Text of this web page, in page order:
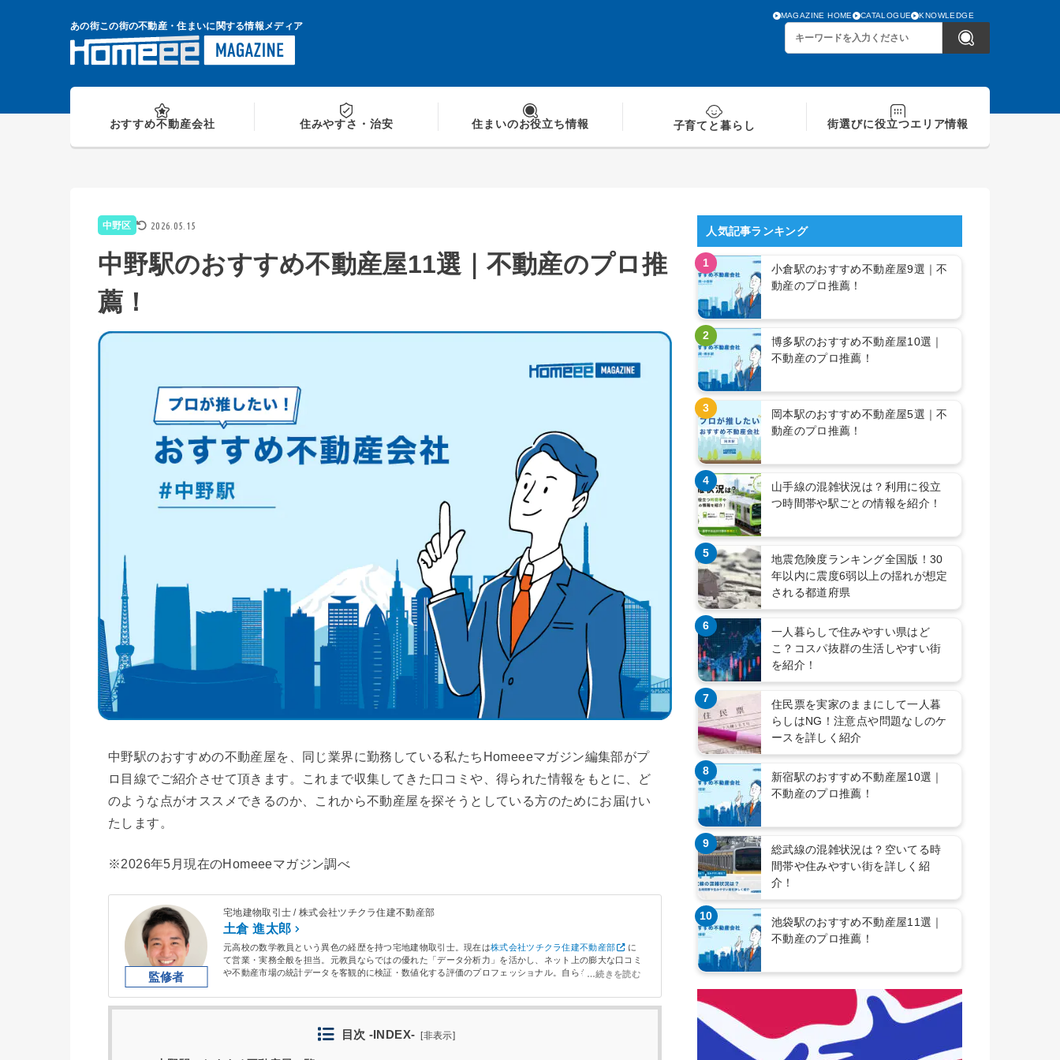
あの街この街の不動産・住まいに関する情報メディア
MAGAZINE HOME CATALOGUE KNOWLEDGE
おすすめ不動産会社 住みやすさ ・治安 住まいのお役立ち情報 子育てと暮らし 街選びに役立つエリア情報
中野区 2026.05.15
中野駅のおすすめ不動産屋11選｜不動産のプロ推
薦！
中野駅のおすすめの不動産屋を、同じ業界に勤務している私たちHomeeeマガジン編集部がプ
ロ目線でご紹介させて頂きます。これまで収集してきた口コミや、得られた情報をもとに、ど
のような点がオススメできるのか、これから不動産屋を探そうとしている方のためにお届けい
たします。
※2026年5月現在のHomeeeマガジン調べ
宅地建物取引士 / 株式会社ツチクラ住建不動産部
土倉 進太郎
元高校の数学教員という異色の経歴を持つ宅地建物取引士。現在は株式会社ツチクラ住建不動産部
に
て営業・実務全般を担当。元教員ならではの優れた「データ分析力」を活かし、ネット上の膨大な口コミ
や不動産市場の統計データを客観的に検証・数値化する評価のプロフェッショナル。自らも賃貸仲介から
アルなアドバイスに定評がある。大手の特徴から地域密着型店舗の強みまで、全国の不動産会社のサービ
ス品質をフラットかつ厳格に見極め、本当に信頼できる情報のみを厳選して発信している。
目次 -INDEX- [非表示]
人気記事ランキング
1
小倉駅のおすすめ不動産屋9選｜不
動産のプロ推薦！
2
博多駅のおすすめ不動産屋10選｜
不動産のプロ推薦！
3
岡本駅のおすすめ不動産屋5選｜不
動産のプロ推薦！
4
山手線の混雑状況は？利用に役立
つ時間帯や駅ごとの情報を紹介！
5
地震危険度ランキング全国版！30
年以内に震度6弱以上の揺れが想定
される都道府県
6
一人暮らしで住みやすい県はど
こ？コスパ抜群の生活しやすい街
を紹介！
7
住民票を実家のままにして一人暮
らしはNG！注意点や問題なしのケ
ースを詳しく紹介
8
新宿駅のおすすめ不動産屋10選｜
不動産のプロ推薦！
9
総武線の混雑状況は？空いてる時
間帯や住みやすい街を詳しく紹
介！
10
池袋駅のおすすめ不動産屋11選｜
不動産のプロ推薦！